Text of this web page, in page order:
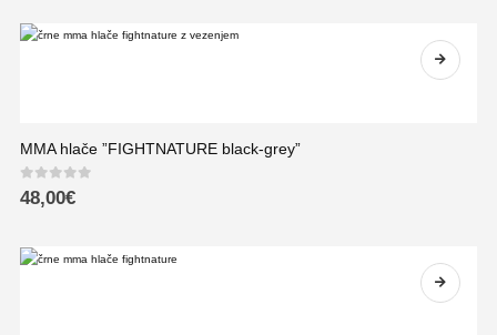
MMA hlače ”FIGHTNATURE black-grey”
0out of 5
48,00€